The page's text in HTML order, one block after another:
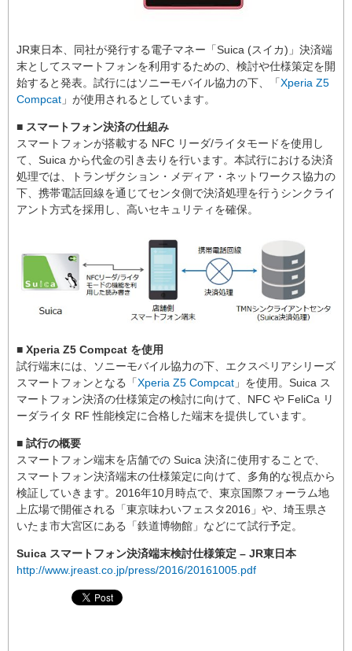
JR東日本、同社が発行する電子マネー「Suica (スイカ)」決済端
末としてスマートフォンを利用するための、検討や仕様策定を開
始すると発表。試行にはソニーモバイル協力の下、「Xperia Z5
Compcat 」が使用されるとしています。
■ スマートフォン決済の仕組み
スマートフォンが搭載する NFC リーダ/ライタモードを使用し
て、Suica から代金の引き去りを行います。本試行における決済
処理では、トランザクション・メディア・ネットワークス協力の
下、携帯電話回線を通じてセンタ側で決済処理を行うシンクライ
アント方式を採用し、高いセキュリティを確保。
■ Xperia Z5 Compcat を使用
試行端末には、ソニーモバイル協力の下、エクスペリアシリーズ
スマートフォンとなる「Xperia Z5 Compcat 」を使用。Suica ス
マートフォン決済の仕様策定の検討に向けて、NFC や FeliCa リ
ーダライタ RF 性能検定に合格した端末を提供しています。
■ 試行の概要
スマートフォン端末を店舗での Suica 決済に使用することで、
スマートフォン決済端末の仕様策定に向けて、多角的な視点から
検証していきます。2016年10月時点で、東京国際フォーラム地
上広場で開催される「東京味わいフェスタ2016」や、埼玉県さ
いたま市大宮区にある「鉄道博物館」などにて試行予定。
Suica スマートフォン決済端末検討仕様策定 – JR東日本
http://www.jreast.co.jp/press/2016/20161005.pdf